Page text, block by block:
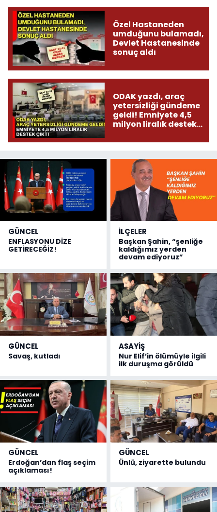
Özel Hastaneden
umduğunu bulamadı,
Devlet Hastanesinde
sonuç aldı
ODAK yazdı, araç
yetersizliği gündeme
geldi! Emniyete 4,5
milyon liralık destek
GÜNCEL
ENFLASYONU DİZE
GETİRECEĞİZ!
İLÇELER
Başkan Şahin, “şenliğe
kaldığımız yerden
devam ediyoruz”
GÜNCEL
Savaş, kutladı
ASAYİŞ
Nur Elif’in ölümüyle ilgili
ilk duruşma görüldü
GÜNCEL
Erdoğan’dan flaş seçim
açıklaması!
GÜNCEL
Ünlü, ziyarette bulundu